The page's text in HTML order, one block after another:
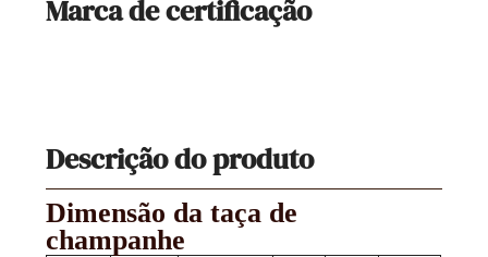
Marca de certificação
Descrição do produto
Dimensão da taça de
champanhe